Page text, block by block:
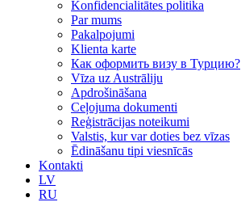
Konfidencialitātes politika
Par mums
Рakalpojumi
Klienta karte
Как оформить визу в Турцию?
Vīza uz Austrāliju
Apdrošināšana
Ceļojuma dokumenti
Reģistrācijas noteikumi
Valstis, kur var doties bez vīzas
Ēdināšanu tipi viesnīcās
Kontakti
LV
RU